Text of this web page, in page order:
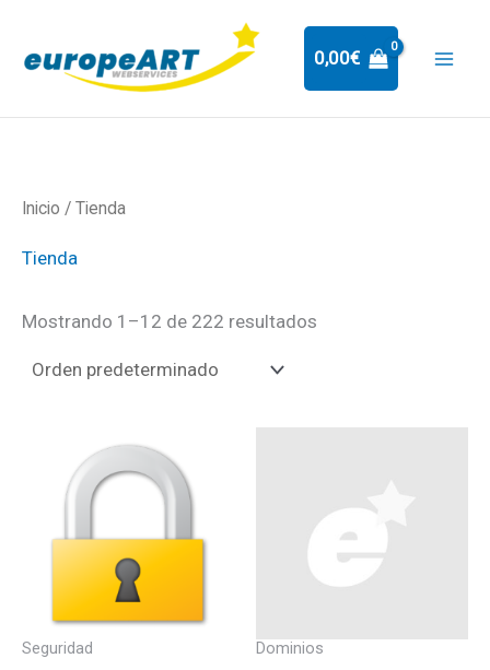
contenido
0,00€
Inicio / Tienda
Tienda
Mostrando 1–12 de 222 resultados
Seguridad Dominios